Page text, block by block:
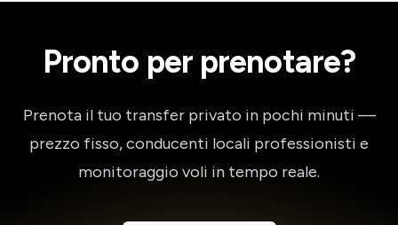
Pronto per prenotare?
Prenota il tuo transfer privato in pochi minuti —
prezzo fisso, conducenti locali professionisti e
monitoraggio voli in tempo reale.